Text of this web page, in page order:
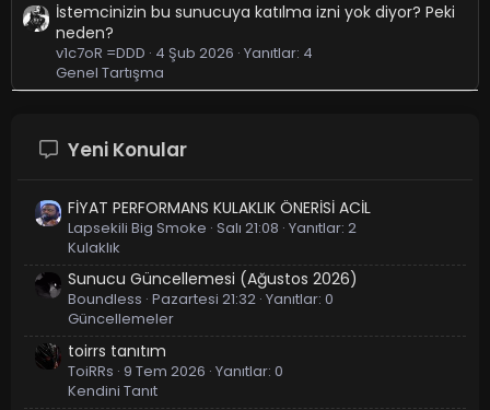
İstemcinizin bu sunucuya katılma izni yok diyor? Peki
neden?
v1c7oR =DDD 4 Şub 2026 Yanıtlar: 4
Genel Tartışma
Yeni Konular
FİYAT PERFORMANS KULAKLIK ÖNERİSİ ACİL
Lapsekili Big Smoke Salı 21:08 Yanıtlar: 2
Kulaklık
Sunucu Güncellemesi (Ağustos 2026)
Boundless Pazartesi 21:32 Yanıtlar: 0
Güncellemeler
toirrs tanıtım
ToiRRs 9 Tem 2026 Yanıtlar: 0
Kendini Tanıt